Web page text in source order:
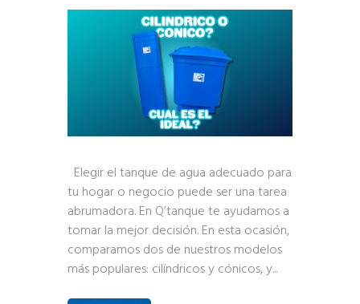
Elegir el tanque de agua adecuado para
tu hogar o negocio puede ser una tarea
abrumadora. En Q’tanque te ayudamos a
tomar la mejor decisión. En esta ocasión,
comparamos dos de nuestros modelos
más populares: cilíndricos y cónicos, y...